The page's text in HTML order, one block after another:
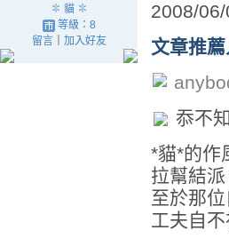
✽ 貓 ✽
等級：8
留言｜ 加入好友
2008/
文章推薦
忝不
*貓*的作
拉幫結派
至於那
工夫自不